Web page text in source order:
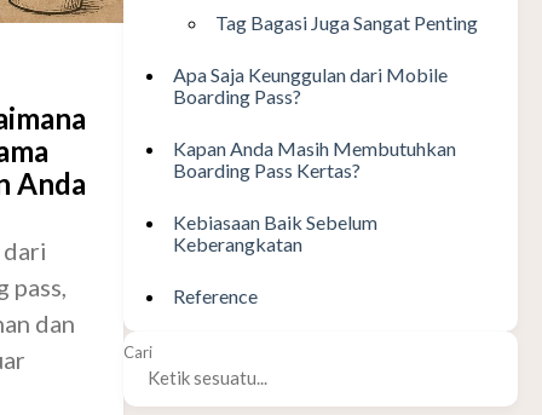
Tag Bagasi Juga Sangat Penting
Apa Saja Keunggulan dari Mobile
Boarding Pass?
Kapan Anda Masih Membutuhkan
Boarding Pass Kertas?
Kebiasaan Baik Sebelum
Keberangkatan
Reference
Cari
Anda
dan